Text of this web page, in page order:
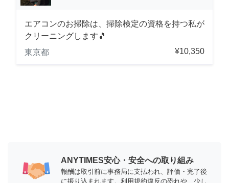
エアコンのお掃除は、掃除検定の資格を持つ私が
クリーニングします🎵
東京都
¥10,350
ANYTIMES安心・安全への取り組み
報酬は取引前に事務局に支払われ、評価・完了後
に振り込まれます。利用規約違反の恐れや、少し